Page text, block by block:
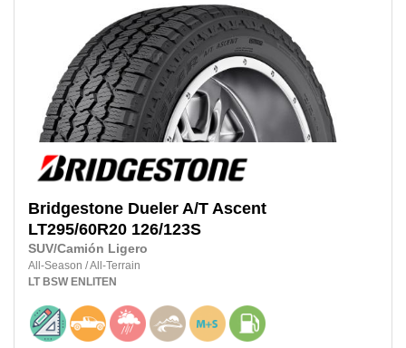
Bridgestone Dueler A/T Ascent
LT295/60R20 126/123S
SUV/Camión Ligero
All-Season /All-Terrain
LT BSW ENLITEN